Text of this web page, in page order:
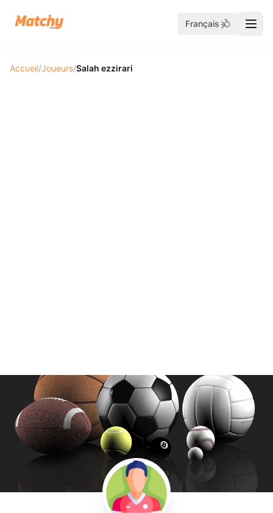
Français
Accueil/Joueurs/Salah ezzirari